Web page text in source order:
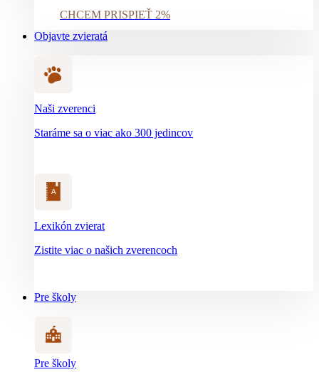
CHCEM PRISPIEŤ 2%
Objavte zvieratá
Naši zverenci
Staráme sa o viac ako 300 jedincov
Lexikón zvierat
Zistite viac o našich zverencoch
Pre školy
Pre školy